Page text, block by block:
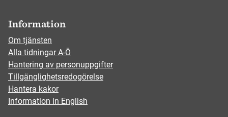
Information
Om tjänsten
Alla tidningar A-Ö
Hantering av personuppgifter
Tillgänglighetsredogörelse
Hantera kakor
Information in English